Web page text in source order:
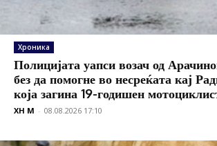
Хроника
Полицијата уапси возач од
без да помогне во несреќата кај
која загина 19-годишен
XH M - 08.08.2026 17:10